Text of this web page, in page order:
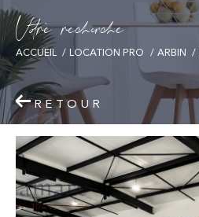
Vore recece
ACCUEIL LOCATION PRO ARBIN
RETOUR